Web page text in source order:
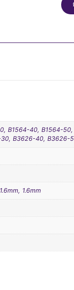
B1564-40, B1564-
B3626-40, B3626-
1.6mm